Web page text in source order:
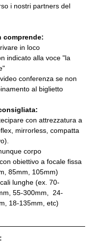
i nostri partners del
comprende:
in loco
indicato alla voce "la
conferenza se non
al biglietto
con attrezzatura a
mirrorless, compatta
corpo
obiettivo a focale fissa
85mm, 105mm)
lunghe (ex. 70-
55-300mm,  24-
18-135mm, etc)